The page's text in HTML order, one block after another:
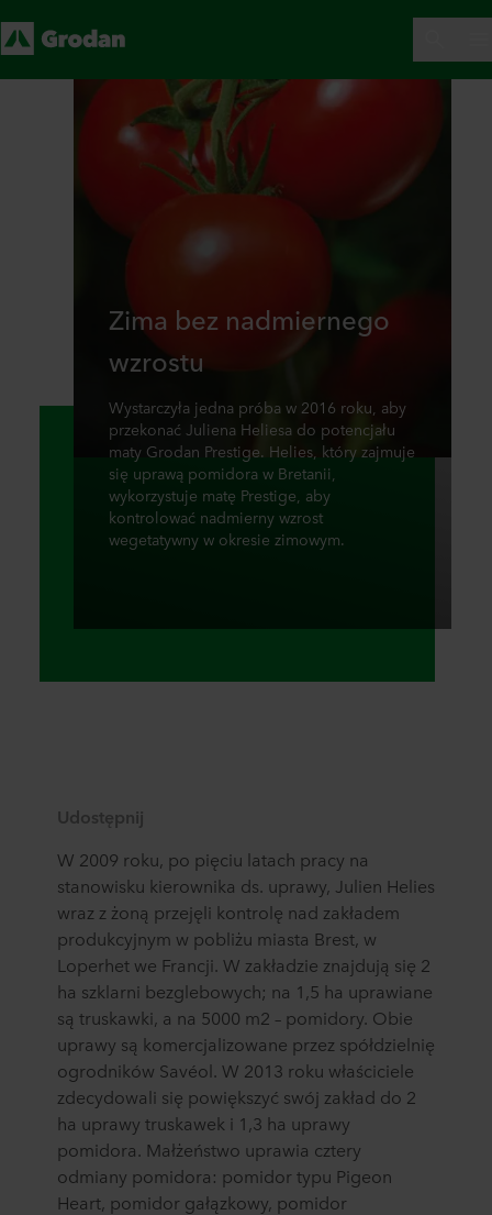
Zima bez nadmiernego
wzrostu
Wystarczyła jedna próba w 2016 roku, aby
przekonać Juliena Heliesa do potencjału
maty Grodan Prestige. Helies, który zajmuje
się uprawą pomidora w Bretanii,
wykorzystuje matę Prestige, aby
kontrolować nadmierny wzrost
wegetatywny w okresie zimowym.
Udostępnij
W 2009 roku, po pięciu latach pracy na
stanowisku kierownika ds. uprawy, Julien Helies
wraz z żoną przejęli kontrolę nad zakładem
produkcyjnym w pobliżu miasta Brest, w
Loperhet we Francji. W zakładzie znajdują się 2
ha szklarni bezglebowych; na 1,5 ha uprawiane
są truskawki, a na 5000 m2 – pomidory. Obie
uprawy są komercjalizowane przez spółdzielnię
ogrodników Savéol. W 2013 roku właściciele
zdecydowali się powiększyć swój zakład do 2
ha uprawy truskawek i 1,3 ha uprawy
pomidora. Małżeństwo uprawia cztery
odmiany pomidora: pomidor typu Pigeon
Heart, pomidor gałązkowy, pomidor